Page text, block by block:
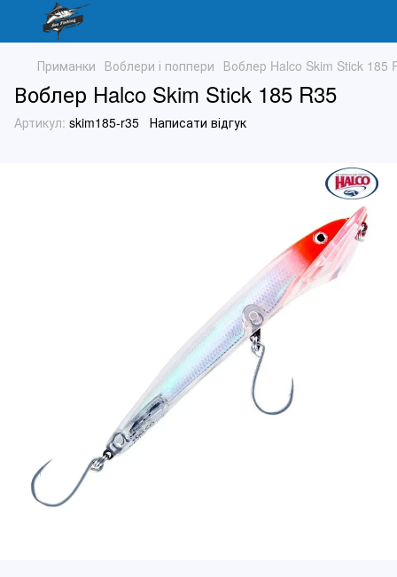
Приманки Воблери і поппери Воблер Halco Skim Stick 185
Воблер Halco Skim Stick 185 R35
Артикул: skim185-r35 Написати відгук